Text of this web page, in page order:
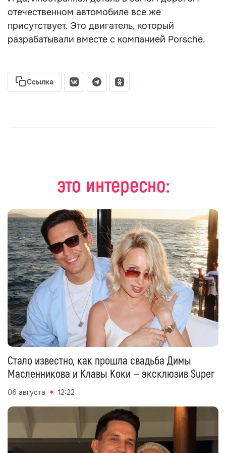
отечественном автомобиле все же
присутствует. Это двигатель, который
разрабатывали вместе с компанией Porsche.
Ссылка
это интересно:
Стало известно, как прошла свадьба Димы
Масленникова и Клавы Коки — эксклюзив Super
06 августа 12:22